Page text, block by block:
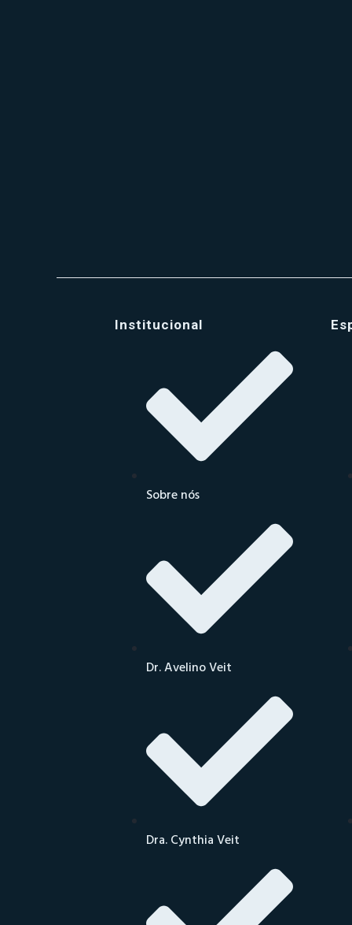
Institucional
Sobre nós
Dr. Avelino Veit
Dra. Cynthia Veit